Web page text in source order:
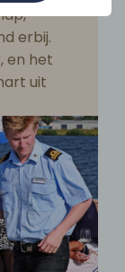
erbij.
en het
uit